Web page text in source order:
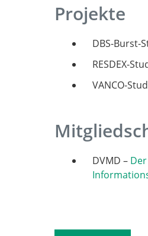
Projekte
DBS-Burst-
RESDEX-
VANCO-
DVMD –